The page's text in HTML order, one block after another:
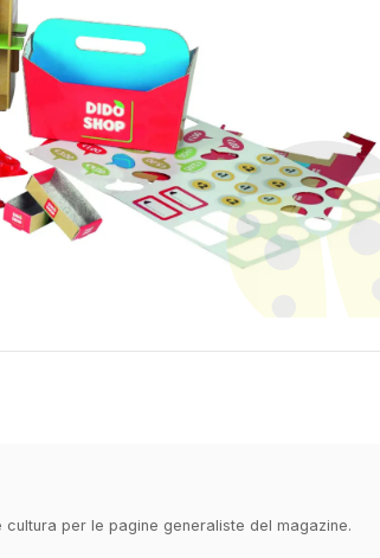
per le pagine generaliste del magazine.